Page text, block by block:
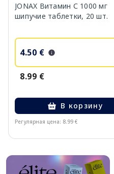
JONAX Витамин С 1000 мг
шипучие таблетки, 20 шт.
4.50 €
8.99 €
В корзину
Регулярная цена: 8.99 €